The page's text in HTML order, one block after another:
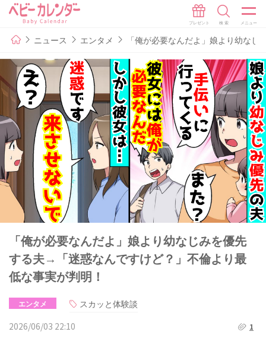
ニュース エンタメ 「俺が必要なんだよ」娘より幼な
「俺が必要なんだよ」娘より幼なじみを優先
する夫→「迷惑なんですけど？」不倫より最
低な事実が判明！
エンタメ
スカッと体験談
2026/06/03 22:10
1